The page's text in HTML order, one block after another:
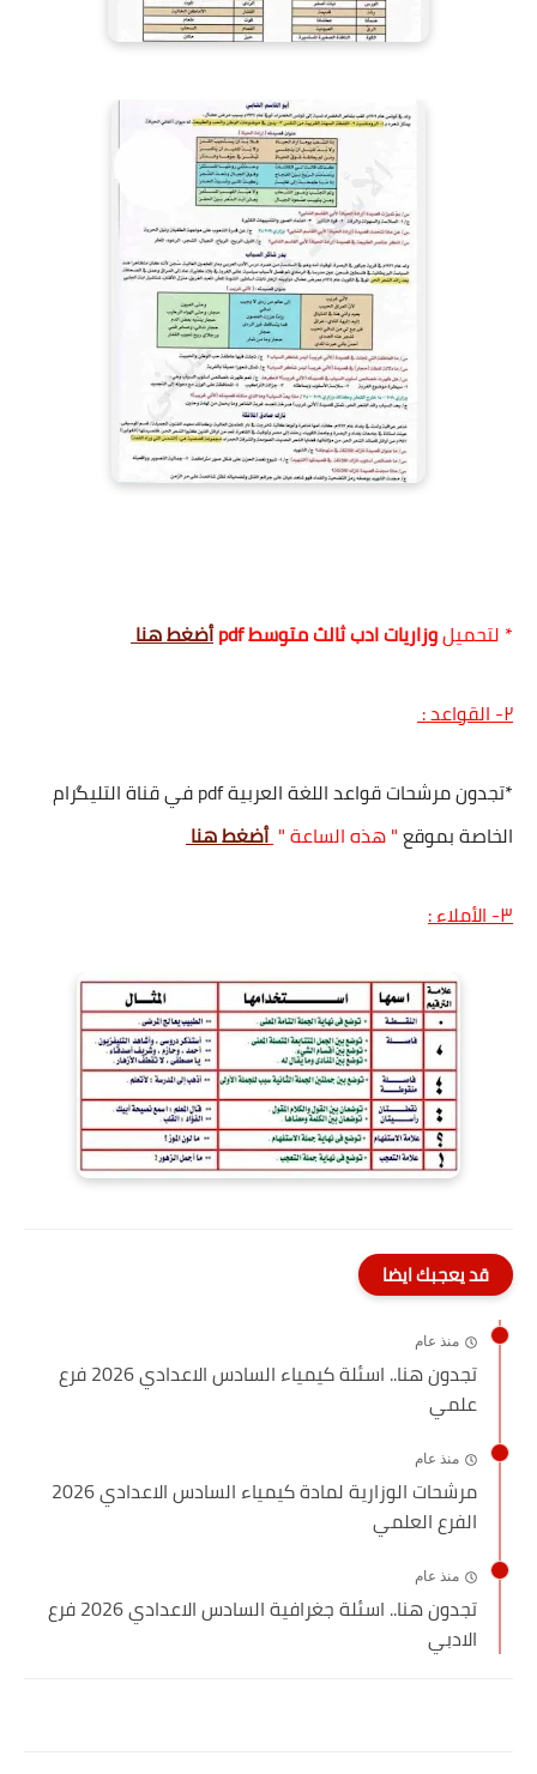
* لتحميلوزاريات ادب ثالث متوسط pdf أضغط هنا
٢- القواعد :
*تجدون مرشحات قواعد اللغة العربية pdf في قناة التليگرام
الخاصة بموقع" هذه الساعة " أضغط هنا
٣- الأملاء :
قد يعجبك ايضا
منذ عام
تجدون هنا.. اسئلة كيمياء السادس الاعدادي 2026 فرع
علمي
منذ عام
مرشحات الوزارية لمادة كيمياء السادس الاعدادي 2026
الفرع العلمي
منذ عام
تجدون هنا.. اسئلة جغرافية السادس الاعدادي 2026 فرع
الادبي